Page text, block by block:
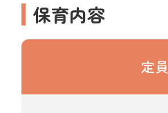
保育内容
定員